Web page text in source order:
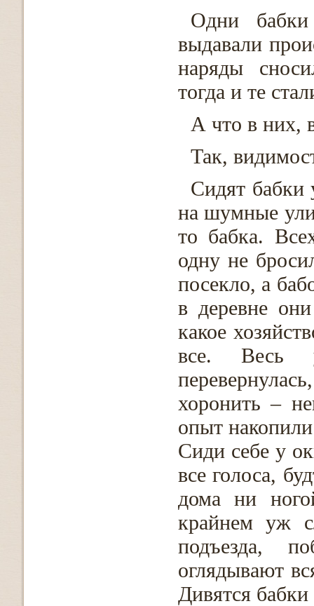
Одни бабки
выдавали
наряды
тогда и те
А что в них,
Так,
Сидят бабки
на шумные
то бабка.
одну не
посекло, а
в деревне
какое
все. Весь
хоронить –
опыт
Сиди себе у
все голоса,
дома ни
крайнем уж
подъезда,
оглядывают
Дивятся